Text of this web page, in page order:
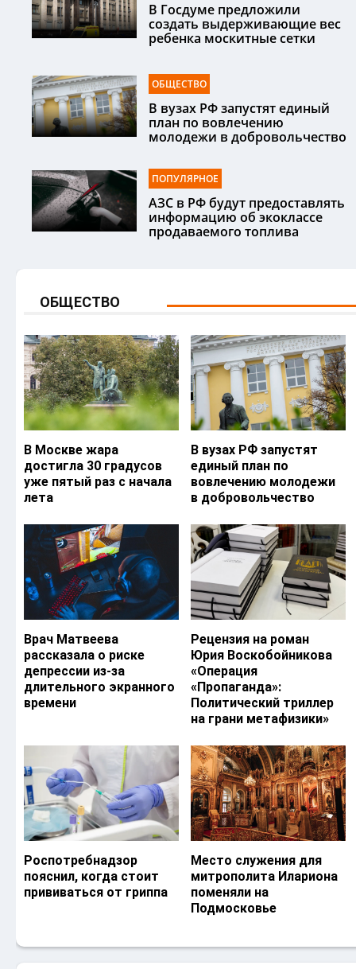
В Госдуме предложили
создать выдерживающие вес
ребенка москитные сетки
ОБЩЕСТВО
В вузах РФ запустят единый
план по вовлечению
молодежи в добровольчество
ПОПУЛЯРНОЕ
АЗС в РФ будут предоставлять
информацию об экоклассе
продаваемого топлива
ОБЩЕСТВО
В Москве жара
достигла 30 градусов
уже пятый раз с начала
лета
В вузах РФ запустят
единый план по
вовлечению молодежи
в добровольчество
Врач Матвеева
рассказала о риске
депрессии из-за
длительного экранного
времени
Рецензия на роман
Юрия Воскобойникова
«Операция
«Пропаганда»:
Политический триллер
на грани метафизики»
Роспотребнадзор
пояснил, когда стоит
прививаться от гриппа
Место служения для
митрополита Илариона
поменяли на
Подмосковье